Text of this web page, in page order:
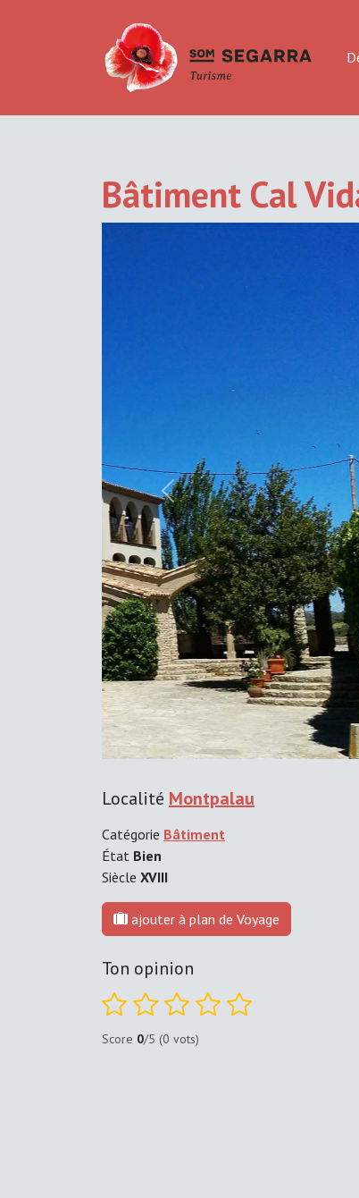
Bâtiment Cal
Previous
Localité Montpalau
Catégorie Bâtiment
État Bien
Siècle XVIII
ajouter à plan de Voyage
Ton opinion
Score 0/5 (0 vots)